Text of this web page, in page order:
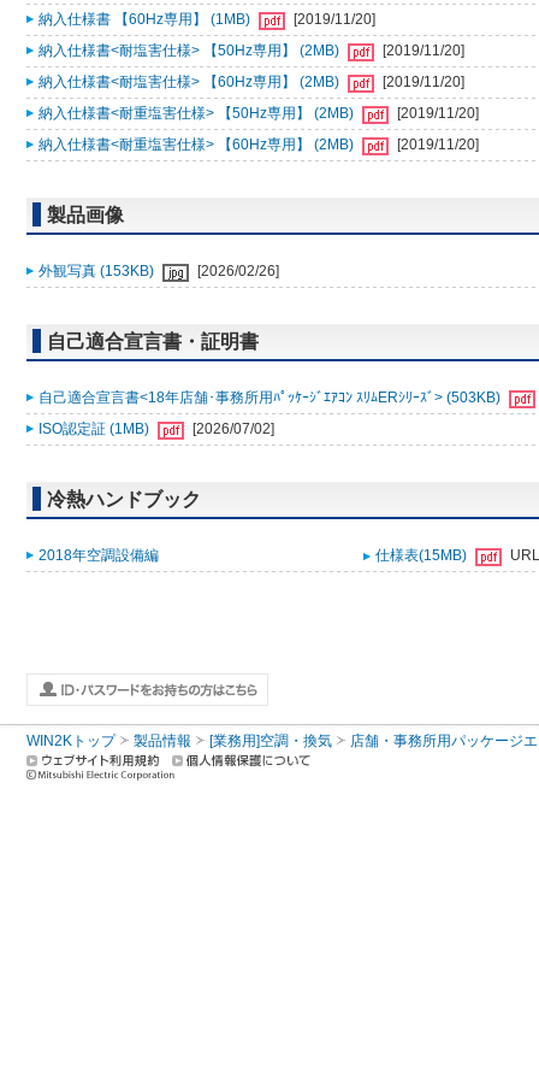
納入仕様書 【60Hz専用】 (1MB)
[2019/11/20]
納入仕様書<耐塩害仕様> 【50Hz専用】 (2MB)
[2019/11/20]
納入仕様書<耐塩害仕様> 【60Hz専用】 (2MB)
[2019/11/20]
納入仕様書<耐重塩害仕様> 【50Hz専用】 (2MB)
[2019/11/20]
納入仕様書<耐重塩害仕様> 【60Hz専用】 (2MB)
[2019/11/20]
製品画像
外観写真 (153KB) [2026/02/26]
自己適合宣言書・証明書
自己適合宣言書<18年店舗･事務所用ﾊﾟｯｹｰｼﾞｴｱｺﾝ ｽﾘﾑERｼﾘｰｽﾞ> (503KB)
ISO認定証 (1MB)
[2026/07/02]
冷熱ハンドブック
2018年空調設備編 仕様表(15MB) URL
WIN2Kトップ 製品情報 [業務用]空調・換気 店舗・事務所用パッケージ